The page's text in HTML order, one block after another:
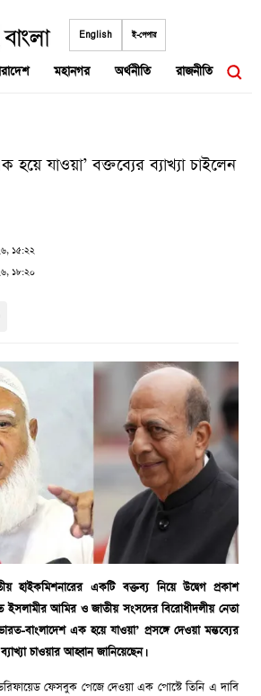
English ই-পেপার
মহানগর অর্থনীতি রাজনীতি
হয়ে যাওয়া’ বক্তব্যের ব্যাখ্যা চাইলেন
১৫:২২
১৮:২০
হাইকমিশনারের একটি বক্তব্য নিয়ে উদ্বেগ প্রকাশ
ইসলামীর আমির ও জাতীয় সংসদের বিরোধীদলীয় নেতা
বাংলাদেশ এক হয়ে যাওয়া’ প্রসঙ্গে দেওয়া মন্তব্যের
চাওয়ার আহ্বান জানিয়েছেন।
ফেসবুক পেজে দেওয়া এক পোস্টে তিনি এ দাবি